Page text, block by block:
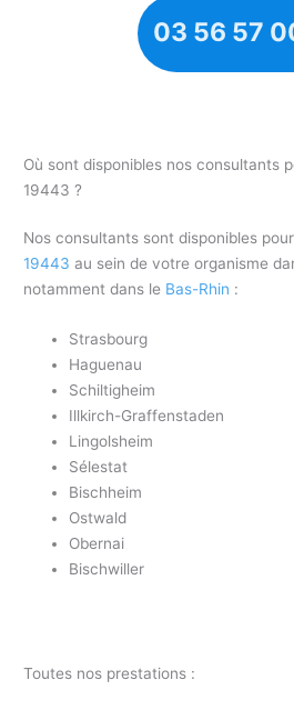
03 56 57
Où sont disponibles nos consultants
19443 ?
Nos consultants sont disponibles
19443 au sein de votre organisme
notamment dans le Bas-Rhin :
Strasbourg
Haguenau
Schiltigheim
Illkirch-Graffenstaden
Lingolsheim
Sélestat
Bischheim
Ostwald
Obernai
Bischwiller
Toutes nos prestations :